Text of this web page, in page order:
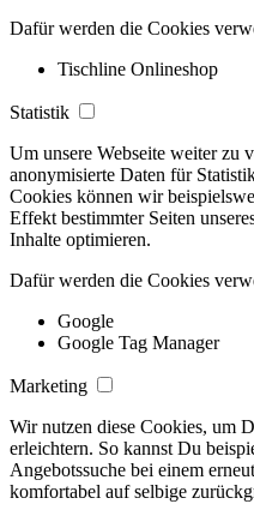
Dafür werden die Cookies
Tischline Onlineshop
Statistik
Um unsere Webseite weiter zu
anonymisierte Daten für
Cookies können wir
Effekt bestimmter Seiten
Inhalte optimieren.
Dafür werden die Cookies
Google
Google Tag Manager
Marketing
Wir nutzen diese Cookies, um
erleichtern. So kannst Du
Angebotssuche bei einem
komfortabel auf selbige